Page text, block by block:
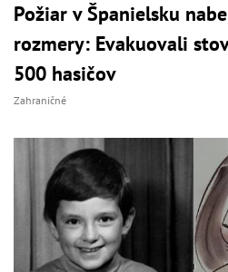
Požiar v Španielsku
rozmery: Evakuovali
500 hasičov
Zahraničné